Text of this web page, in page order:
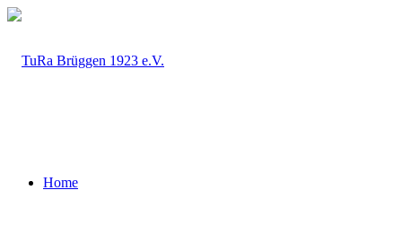
Home